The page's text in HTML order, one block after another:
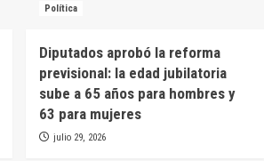
Política
Diputados aprobó la reforma
previsional: la edad jubilatoria
sube a 65 años para hombres y
63 para mujeres
julio 29, 2026